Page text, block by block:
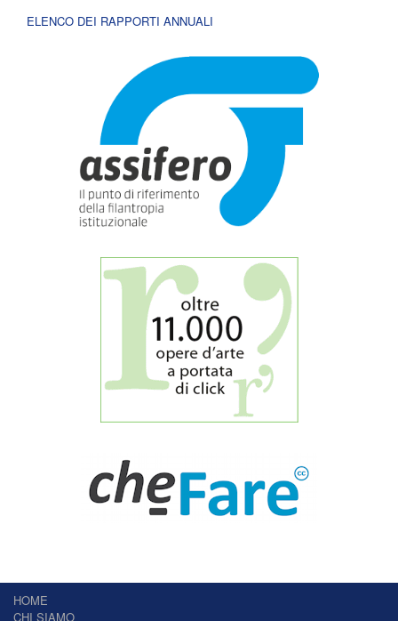
ELENCO DEI RAPPORTI ANNUALI
HOME
CHI SIAMO